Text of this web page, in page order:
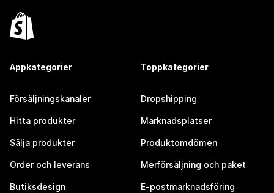
Appkategorier
Försäljningskanaler
Hitta produkter
Sälja produkter
Order och leverans
Butiksdesign
Toppkategorier
Dropshipping
Marknadsplatser
Produktomdömen
Merförsäljning och paket
E-postmarknadsföring